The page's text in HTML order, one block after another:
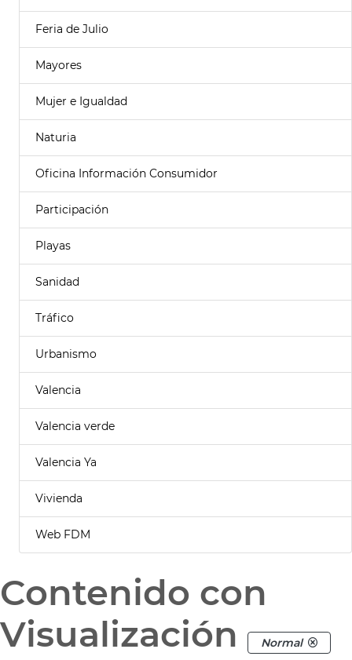
Feria de Julio
Mayores
Mujer e Igualdad
Naturia
Oficina Información Consumidor
Participación
Playas
Sanidad
Tráfico
Urbanismo
Valencia
Valencia verde
Valencia Ya
Vivienda
Web FDM
Contenido con
Visualización
Normal